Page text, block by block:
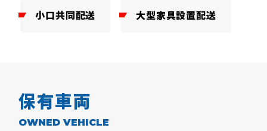
小口共同配送 大型家具設置配送
保有車両
OWNED VEHICLE